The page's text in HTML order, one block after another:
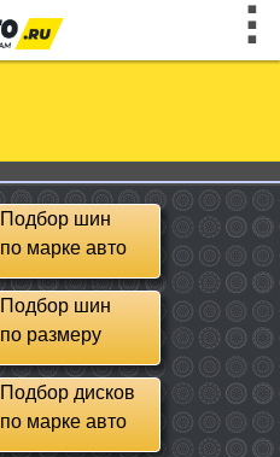
Подбор шин
по марке авто
Подбор шин
по размеру
Подбор дисков
по марке авто